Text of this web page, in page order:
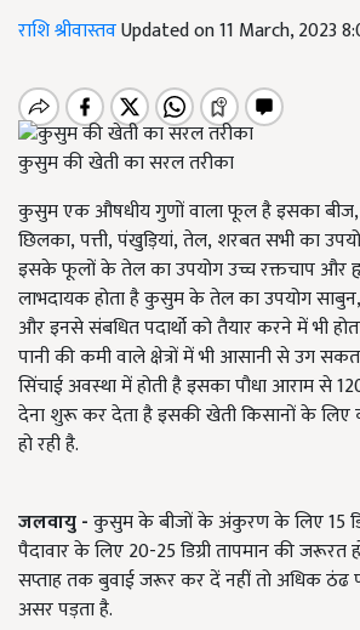
राशि श्रीवास्तवUpdated on 11 March, 2023
कुसुम की खेती का सरल तरीका
कुसुम एक औषधीय गुणों वाला फूल है इसका बीज,
छिलका,पत्ती,पंखुड़ियां,तेल,शरबत सभी का
इसके फूलों के तेल का उपयोग उच्च रक्तचाप और
लाभदायक होता है कुसुम के तेल का उपयोग साबुन,
और इनसे संबधित पदार्थो को तैयार करने में भी
पानी की कमी वाले क्षेत्रों में भी आसानी से उग
सिंचाई अवस्था में होती है इसका पौधा आराम से
देना शुरू कर देता है इसकी खेती किसानों के लिए
हो रही है.
जलवायु -कुसुम के बीजों के अंकुरण के लिए15
पैदावार के लिए20-25डिग्री तापमान की
सप्ताह तक बुवाई जरूर कर दें नहीं तो अधिक
असर पड़ता है.